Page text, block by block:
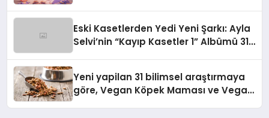
Eski Kasetlerden Yedi Yeni Şarkı: Ayla
Selvi’nin “Kayıp Kasetler 1” Albümü 31
Yeni yapilan 31 bilimsel araştırmaya
göre, Vegan Köpek Maması ve Vegan